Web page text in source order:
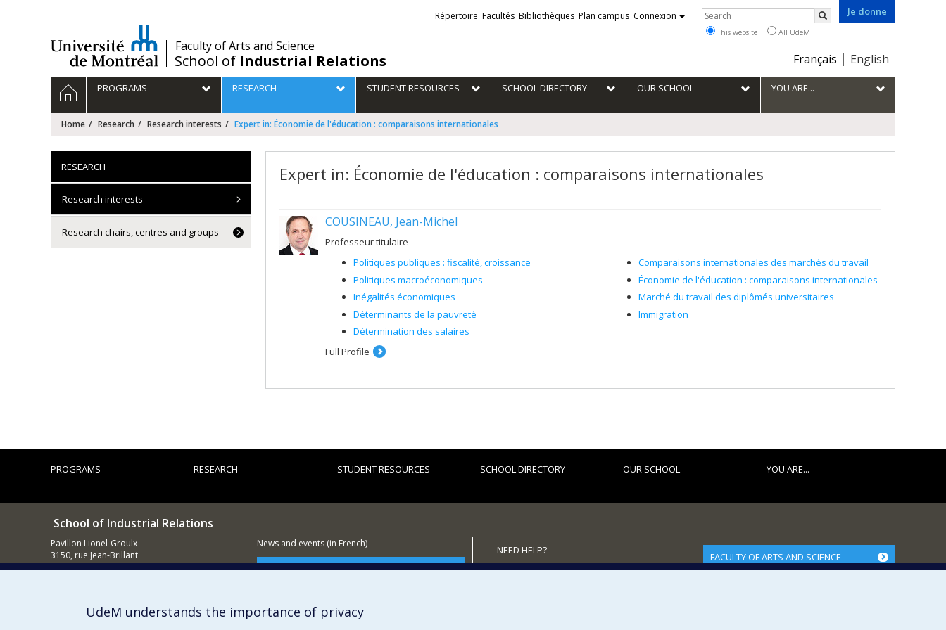
/Faculty of Arts and Science
School of Industrial Relations
Je donne
Choix
la
langue
Français English
Liens
externes
Répertoire Facultés Bibliothèques Plan campus Connexion Rechercher
Search
This website All UdeM
Navigation
principale
HOMEPROGRAMS RESEARCH STUDENT RESOURCES SCHOOL DIRECTORY OUR SCHOOL YOU ARE...
Home Research Research interests Expert in: Économie de l'éducation : comparaisons internationales
Expert in: Économie de l'éducation : comparaisons internationales
COUSINEAU, Jean-Michel
Professeur titulaire
Politiques publiques : fiscalité, croissance
Politiques macroéconomiques
Inégalités économiques
Déterminants de la pauvreté
Détermination des salaires
Comparaisons internationales des marchés du travail
Économie de l'éducation : comparaisons internationales
Marché du travail des diplômés universitaires
Immigration
Full Profile
RESEARCH
Research interests
Research chairs, centres and groups
PROGRAMS RESEARCH STUDENT RESOURCES SCHOOL DIRECTORY OUR SCHOOL YOU ARE...
School of Industrial Relations
Pavillon Lionel-Groulx
3150, rue Jean-Brillant
Montréal (QC)
News and events (in French)
Supporting the School
NEED HELP?
Sitemap
FACULTY OF ARTS AND SCIENCE
UdeM understands the importance of privacy